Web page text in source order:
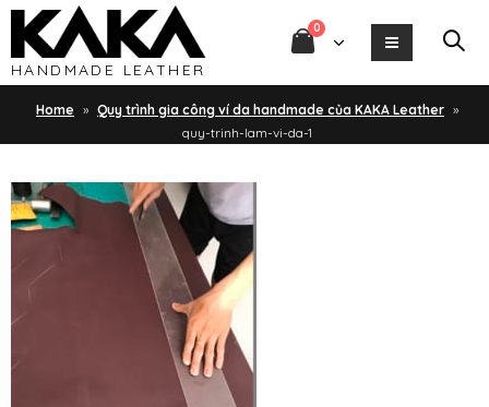
HANDMADE LEATHER
0
Home » Quy trình gia công ví da handmade của KAKA Leather »
quy-trinh-lam-vi-da-1